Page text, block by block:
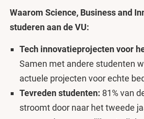
Waarom Science, Business and
studeren aan de VU:
Tech innovatieprojecten voor
Samen met andere studenten
actuele projecten voor echte
Tevreden studenten: 81% van
stroomt door naar het tweede